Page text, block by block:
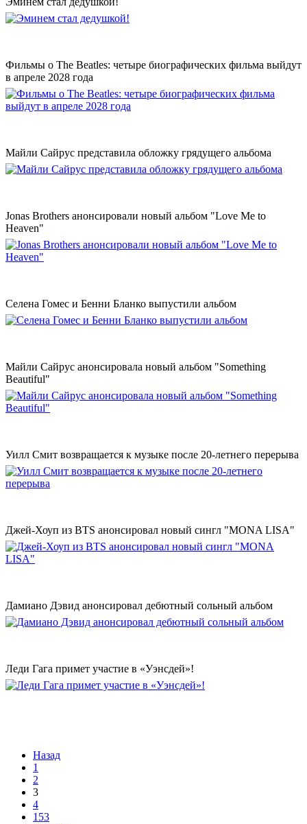
Фильмы о The Beatles: четыре биографических фильма выйдут
в апреле 2028 года
Майли Сайрус представила обложку грядущего альбома
Jonas Brothers анонсировали новый альбом "Love Me to
Heaven"
Селена Гомес и Бенни Бланко выпустили альбом
Майли Сайрус анонсировала новый альбом "Something
Beautiful"
Уилл Смит возвращается к музыке после 20-летнего перерыва
Джей-Хоуп из BTS анонсировал новый сингл "MONA LISA"
Дамиано Дэвид анонсировал дебютный сольный альбом
Леди Гага примет участие в «Уэнсдей»!
Назад
1
2
3
4
153